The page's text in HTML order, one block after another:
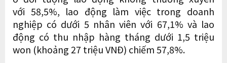
với 58,5%, lao động làm việc trong doanh
nghiệp có dưới 5 nhân viên với 67,1% và lao
động có thu nhập hàng tháng dưới 1,5 triệu
won (khoảng 27 triệu VNĐ) chiếm 57,8%.